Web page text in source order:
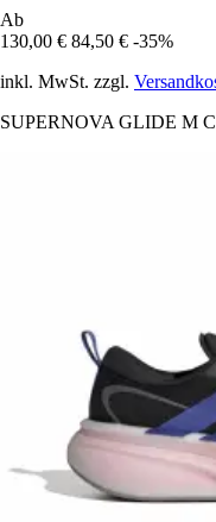
Ab
130,00 € 84,50 € -35%
inkl. MwSt. zzgl.
SUPERNOVA GLIDE M